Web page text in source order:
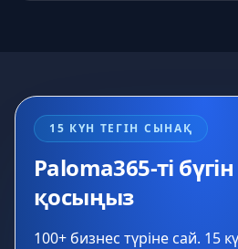
15 КҮН ТЕГІН СЫНАҚ
Paloma365-ті бүгін
қосыңыз
100+ бизнес түріне сай. 15